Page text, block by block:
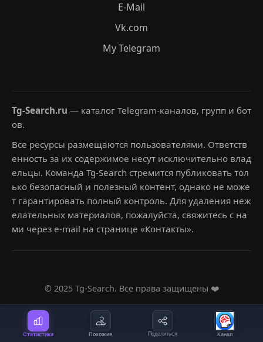
Статистика Похожие Поделиться Канал
E-Mail
Vk.com
My Telegram
Tg-Search.ru — каталог Telegram-каналов, групп и бот
ов.
Все ресурсы размещаются пользователями. Ответств
енность за их содержимое несут исключительно влад
ельцы. Команда Tg-Search стремится публиковать тол
ько безопасный и полезный контент, однако не може
т гарантировать полный контроль. Для удаления неж
елательных материалов, пожалуйста, свяжитесь с на
ми через e-mail на странице «Контакты».
© 2025 Tg-Search. Все права защищены ❤️